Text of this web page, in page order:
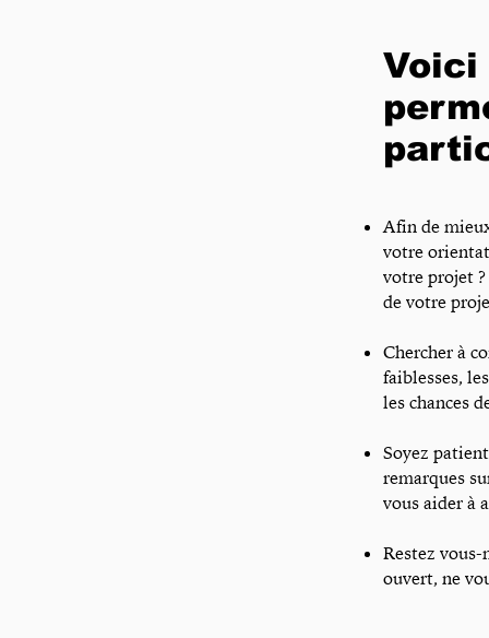
Voici
Afin de
votre
votre projet
de votre
Chercher à
faiblesses,
les chances
Soyez
remarques
vous aider à
Restez vous-
ouvert, ne